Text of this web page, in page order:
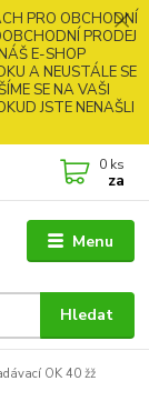
PRO OBCHODNÍ
PRODEJ
E-SHOP
A NEUSTÁLE SE
SE NA VAŠI
JSTE NENAŠLI
Menu
Hledat
0 ks
za
OK 40 žž